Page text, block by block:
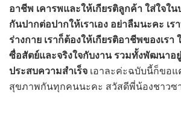
อาชีพ เคารพและให้เกียรติลูกค้า ใส่ใจใ
กันปากต่อปากให้เราเอง อย่าลืมนะคะ เ
ร่างกาย เราก็ต้องให้เกียรติอาชีพของเรา
ซื่อสัตย์และจริงใจกับงาน รวมทั้งพัฒนาอยู่
ประสบความสำเร็จ เอาละค่ะฉบับนี้ก็ขอ
สุขภาพกันทุกคนนะคะ สวัสดีพี่น้องชาว